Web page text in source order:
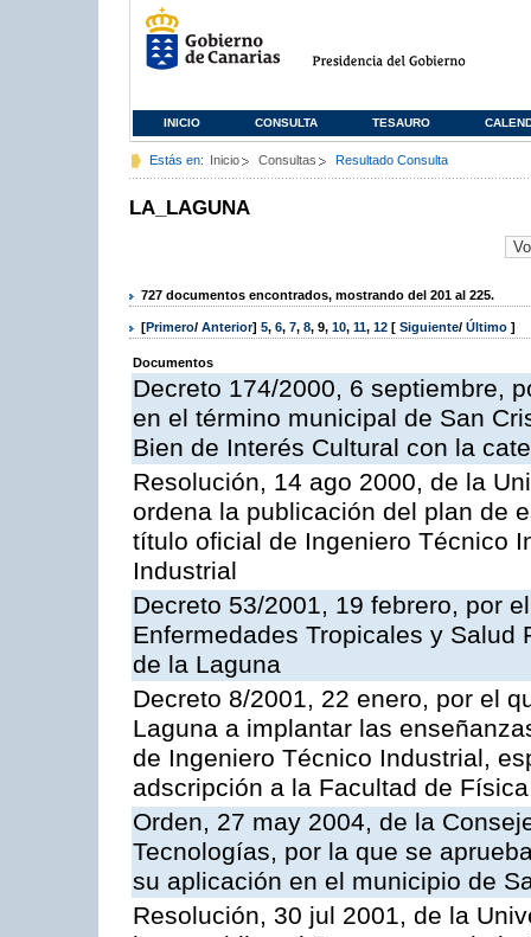
INICIO CONSULTA TESAURO
Estás en: Inicio Consultas Resultado Consulta
LA_LAGUNA
727 documentos encontrados, mostrando del 201 al 225.
[Primero/ Anterior] 5, 6, 7, 8, 9, 10, 11, 12 [ Siguiente/ Último ]
Documentos
Decreto 174/2000, 6 septiembre,
en el término municipal de San
Bien de Interés Cultural con la
Resolución, 14 ago 2000, de la
ordena la publicación del plan de
título oficial de Ingeniero Técnico
Industrial
Decreto 53/2001, 19 febrero, por
Enfermedades Tropicales y Salud
de la Laguna
Decreto 8/2001, 22 enero, por el
Laguna a implantar las
de Ingeniero Técnico Industrial,
adscripción a la Facultad de
Orden, 27 may 2004, de la
Tecnologías, por la que se
su aplicación en el municipio de
Resolución, 30 jul 2001, de la